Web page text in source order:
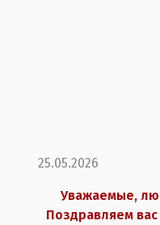
25.05.2026
Уважаемые,
Поздравляем